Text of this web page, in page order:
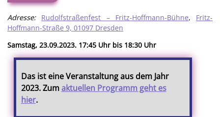
Adresse: Rudolfstraßenfest – Fritz-Hoffmann-Bühne, Fritz-
Hoffmann-Straße 9, 01097 Dresden
Samstag, 23.09.2023. 17:45 Uhr bis 18:30 Uhr
Das ist eine Veranstaltung aus dem Jahr
2023. Zumaktuellen Programm geht es
hier.